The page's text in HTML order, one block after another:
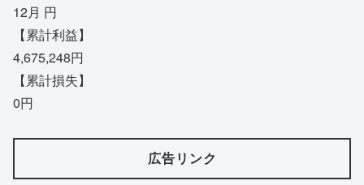
12月 円
【累計利益】
4,675,248円
【累計損失】
0円
広告リンク